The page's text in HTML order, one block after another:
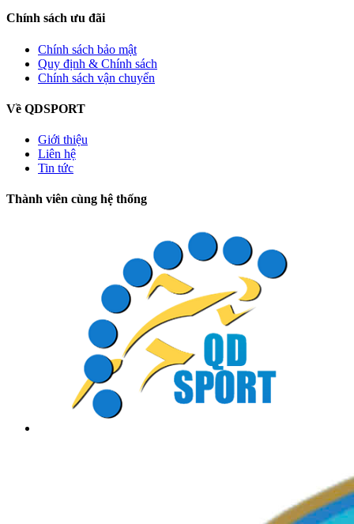
Chính sách ưu đãi
Chính sách bảo mật
Quy định & Chính sách
Chính sách vận chuyển
Về QDSPORT
Giới thiệu
Liên hệ
Tin tức
Thành viên cùng hệ thống